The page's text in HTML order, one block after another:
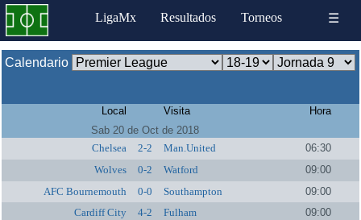
LigaMx Resultados Torneos ☰
Calendario
Local Visita
Hora
Sab 20 de Oct de 2018
Chelsea
2-2 Man.United
06:30
Wolves
0-2 Watford
09:00
AFC Bournemouth
0-0 Southampton
09:00
Cardiff City
4-2 Fulham
09:00